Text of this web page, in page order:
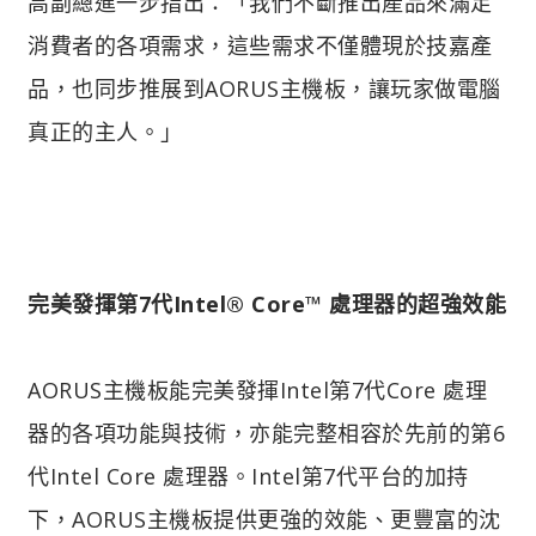
消費者的各項需求，這些需求不僅體現於技嘉產
品，也同步推展到AORUS主機板，讓玩家做電腦
真正的主人。」
完美發揮第7代Intel® Core™ 處理器的超強效能
AORUS主機板能完美發揮Intel第7代Core 處理
器的各項功能與技術，亦能完整相容於先前的第6
代Intel Core 處理器。Intel第7代平台的加持
下，AORUS主機板提供更強的效能、更豐富的沈